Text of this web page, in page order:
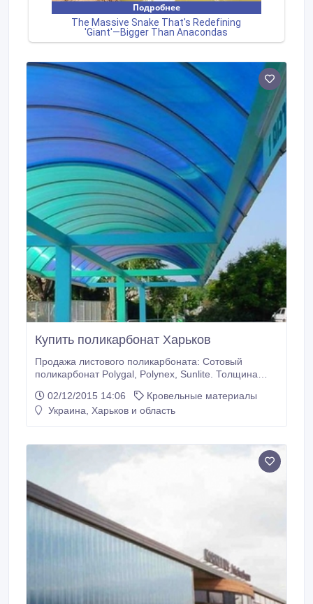
Купить поликарбонат Харьков
Продажа листового поликарбоната: Сотовый
поликарбонат Polygal, Polynex, Sunlite. Толщина
12м*2.1м. Монолитный поликарбонат Palram,
Monogal. Толщина 2.3.4.5.6.8.10.12 мм. Размеры
02/12/2015 14:06
Кровельные материалы
Украина, Харьков и область